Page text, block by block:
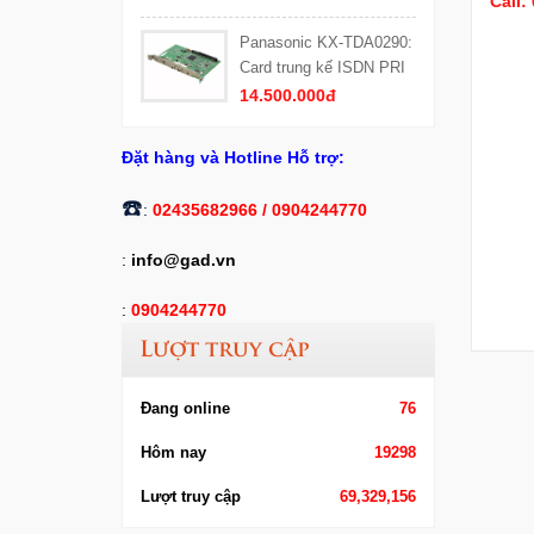
Panasonic KX-TDA0290:
Card trung kế ISDN PRI
(PRI30) 30 kênh thoại
14.500.000đ
Đặt hàng và Hotline Hỗ trợ:
​☎️: 02435682966 / 0904244770
: info@gad.vn
: 0904244770
Lượt truy cập
Đang online 76
Hôm nay 19298
Lượt truy cập 69,329,156